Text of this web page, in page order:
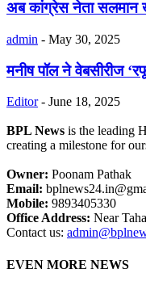
अब कांग्रेस नेता सलमान
admin - May 30, 2025
मनीष पॉल ने वेबसीरीज
Editor - June 18, 2025
BPL News is the leading
creating a milestone for
Owner: Poonam Pathak
Email:
Mobile: 9893405330
Office Address: Near
Contact us:
EVEN MORE NEWS